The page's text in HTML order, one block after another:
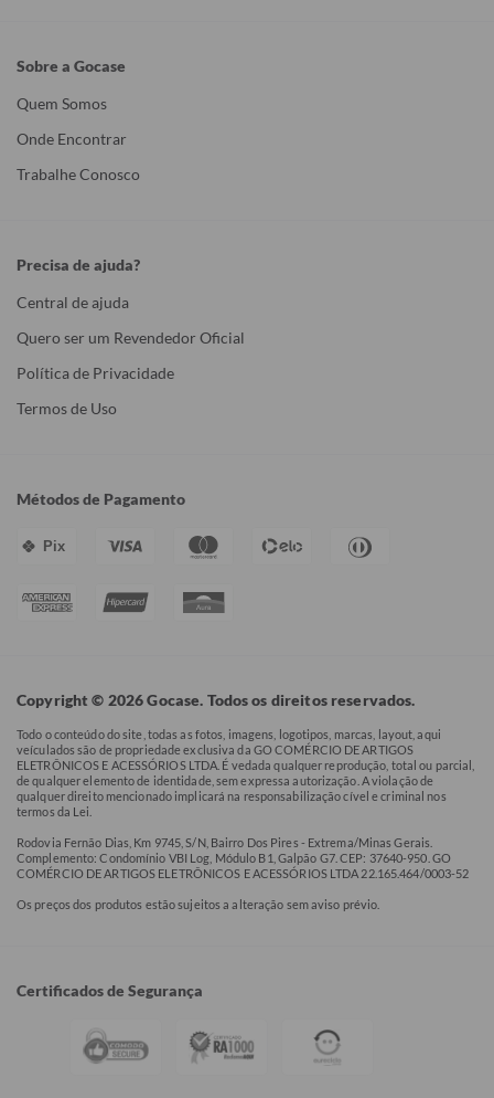
Sobre a Gocase
Quem Somos
Onde Encontrar
Trabalhe Conosco
Precisa de ajuda?
Central de ajuda
Quero ser um Revendedor Oficial
Política de Privacidade
Termos de Uso
Métodos de Pagamento
Pix
Copyright © 2026 Gocase. Todos os direitos reservados.
Todo o conteúdo do site, todas as fotos, imagens, logotipos, marcas, layout, aqui
veículados são de propriedade exclusiva da GO COMÉRCIO DE ARTIGOS
ELETRÔNICOS E ACESSÓRIOS LTDA. É vedada qualquer reprodução, total ou parcial,
de qualquer elemento de identidade, sem expressa autorização. A violação de
qualquer direito mencionado implicará na responsabilização cível e criminal nos
termos da Lei.
Rodovia Fernão Dias, Km 9745, S/N, Bairro Dos Pires - Extrema/Minas Gerais.
Complemento: Condomínio VBI Log, Módulo B1, Galpão G7. CEP: 37640-950. GO
COMÉRCIO DE ARTIGOS ELETRÔNICOS E ACESSÓRIOS LTDA 22.165.464/0003-52
Os preços dos produtos estão sujeitos a alteração sem aviso prévio.
Certificados de Segurança